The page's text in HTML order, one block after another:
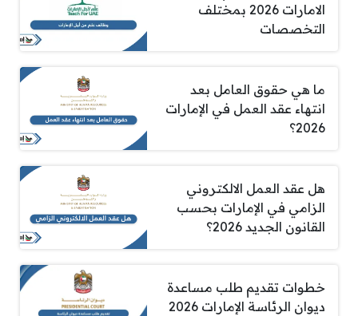
الامارات 2026 بمختلف
التخصصات
ما هي حقوق العامل بعد
انتهاء عقد العمل في الإمارات
2026؟
هل عقد العمل الالكتروني
الزامي في الإمارات بحسب
القانون الجديد 2026؟
خطوات تقديم طلب مساعدة
ديوان الرئاسة الإمارات 2026